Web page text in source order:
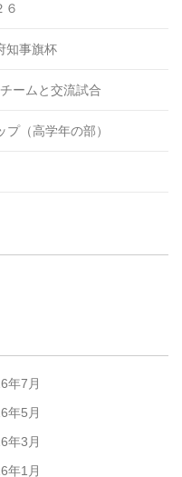
６
知事旗杯
ームと交流試合
プ（高学年の部）
年7月
年5月
年3月
年1月